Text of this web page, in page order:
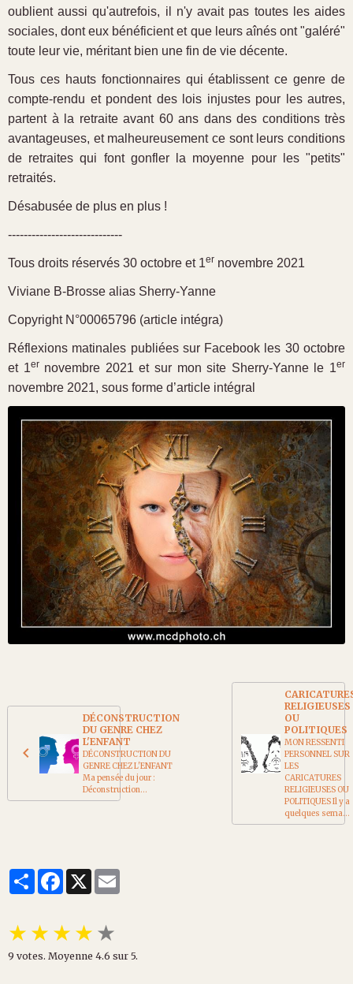
oublient aussi qu'autrefois, il n'y avait pas toutes les aides
sociales, dont eux bénéficient et que leurs aînés ont "galéré"
toute leur vie, méritant bien une fin de vie décente.
Tous ces hauts fonctionnaires qui établissent ce genre de
compte-rendu et pondent des lois injustes pour les autres,
partent à la retraite avant 60 ans dans des conditions très
avantageuses, et malheureusement ce sont leurs conditions
de retraites qui font gonfler la moyenne pour les "petits"
retraités.
Désabusée de plus en plus !
-----------------------------
Tous droits réservés 30 octobre et 1er novembre 2021
Viviane B-Brosse alias Sherry-Yanne
Copyright N°00065796 (article intégra)
Réflexions matinales publiées sur Facebook les 30 octobre
et 1er novembre 2021 et sur mon site Sherry-Yanne le 1er
novembre 2021, sous forme d’article intégral
DÉCONSTRUCTION
DU GENRE CHEZ
L'ENFANT
DÉCONSTRUCTION DU
GENRE CHEZ L'ENFANT
Ma pensée du jour :
Déconstruction...
RELIGIEUSES
OU
POLITIQUES
MON RESSENTI
PERSONNEL SUR
LES
CARICATURES
RELIGIEUSES OU
POLITIQUES Il y a
quelques sema...
PartagerFacebook
X
★★★★★
9 votes. Moyenne 4.6 sur 5.